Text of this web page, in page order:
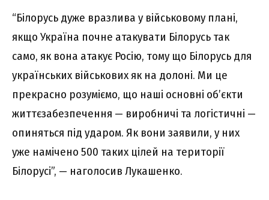
“Білорусь дуже вразлива у військовому плані,
якщо Україна почне атакувати Білорусь так
само, як вона атакує Росію, тому що Білорусь для
українських військових як на долоні. Ми це
прекрасно розуміємо, що наші основні об’єкти
життєзабезпечення — виробничі та логістичні —
опиняться під ударом. Як вони заявили, у них
уже намічено 500 таких цілей на території
Білорусі”, — наголосив Лукашенко.